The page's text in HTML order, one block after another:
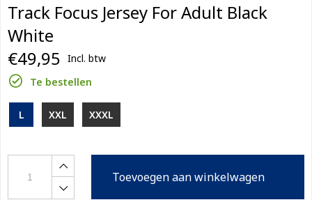
Track Focus Jersey For Adult Black
White
€49,95 Incl. btw
Te bestellen
L XXL XXXL
Toevoegen aan winkelwagen